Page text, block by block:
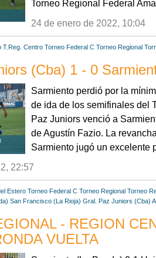
Torneo Regional Federal
24 de enero de 2022, 10:04
T.Reg. Centro Torneo Federal C Torneo Regional
(Cba) 1 - 0
Sarmiento perdió por la
de ida de los semifinales del
Paz Juniors venció a
de Agustín Fazio. La
Sarmiento jugó un excelente
22:57
Estero Torneo Federal C Torneo Regional Torneo
San Francisco (La Rioja) Gral. Paz Juniors (Cba)
- REGION
VUELTA